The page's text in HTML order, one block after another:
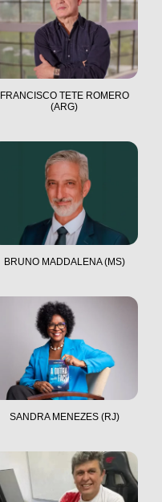
FRANCISCO TETE ROMERO
(ARG)
BRUNO MADDALENA (MS)
SANDRA MENEZES (RJ)